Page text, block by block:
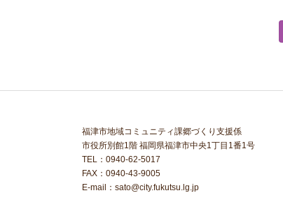
の
ー
ジ
送
福津市地域コミュニティ課郷づくり支援係
市役所別館1階 福岡県福津市中央1丁目1番1号
TEL：0940-62-5017
FAX：0940-43-9005
E-mail：sato@city.fukutsu.lg.jp